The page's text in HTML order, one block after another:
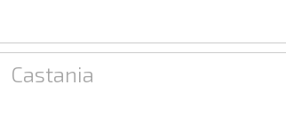
Castania